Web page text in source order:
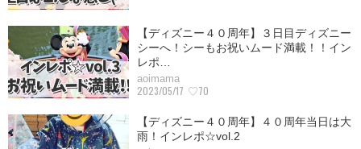
【ディズニー４０周年】３日目ディズニー
シーへ！シーもお祝いムード満載！！イン
レポ…
aoimama
2023/05/17 ♡70
【ディズニー４０周年】４０周年当日は大
雨！インレポ☆vol.2